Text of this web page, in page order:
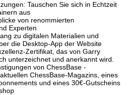
Tauschen Sie sich in Echtzeit
aus
von renommierten
Experten
zu digitalen Materialien und
die Desktop-App der Website
Zertifikat, das von Garry
unterzeichnet und anerkannt wird.
von ChessBase -
ChessBase-Magazins, eines
und eines 30€-Gutscheins